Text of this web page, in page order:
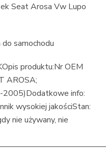
Seat Arosa Vw Lupo
samochodu
produktu:Nr OEM
AROSA;
info:
wysokiej jakościStan:
nie używany, nie